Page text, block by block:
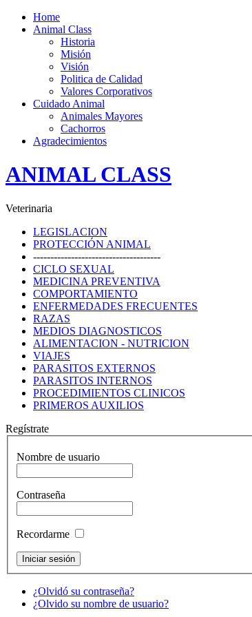
Home
Animal Class
Historia
Misión
Visión
Politica de Calidad
Valores Corporativos
Cuidado Animal
Animales Mayores
Cachorros
Agradecimientos
ANIMAL CLASS
Veterinaria
LEGISLACION
PROTECCIÓN ANIMAL
-------------------------------------
CICLO SEXUAL
MEDICINA PREVENTIVA
COMPORTAMIENTO
ENFERMEDADES FRECUENTES
RAZAS
MEDIOS DIAGNOSTICOS
ALIMENTACION - NUTRICION
VIAJES
PARASITOS EXTERNOS
PARASITOS INTERNOS
PROCEDIMIENTOS CLINICOS
PRIMEROS AUXILIOS
Regístrate
Nombre de usuario
Contraseña
Recordarme
¿Olvidó su contraseña?
¿Olvido su nombre de usuario?